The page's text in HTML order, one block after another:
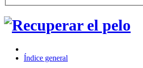
Índice general